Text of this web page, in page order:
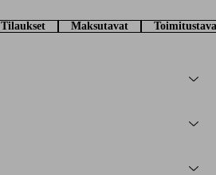
Tilaukset Maksutavat